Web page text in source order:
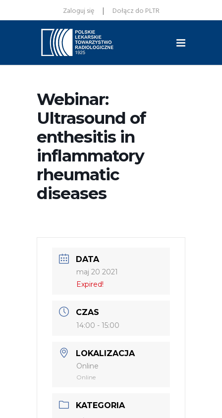
Zaloguj się | Dołącz do PLTR
Webinar:
Ultrasound of
enthesitis in
inflammatory
rheumatic
diseases
DATA
maj 20 2021
Expired!
CZAS
14:00 - 15:00
LOKALIZACJA
Online
Online
KATEGORIA